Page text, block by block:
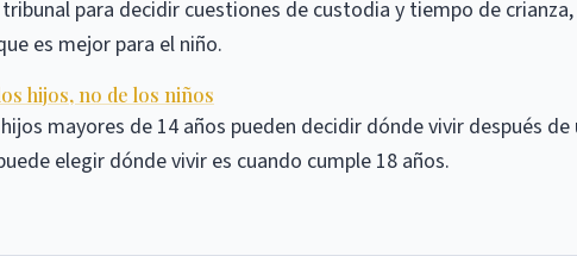
para decidir cuestiones de custodia y tiempo de
es mejor para el niño.
hijos, no de los niños
mayores de 14 años pueden decidir dónde vivir después de
elegir dónde vivir es cuando cumple 18 años.